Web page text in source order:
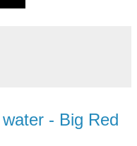
- Big Red